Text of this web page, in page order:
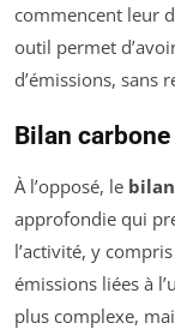
commencent leur
outil permet
d’émissions, sans
Bilan
À l’opposé, le
approfondie qui
l’activité, y
émissions liées à
plus complexe,